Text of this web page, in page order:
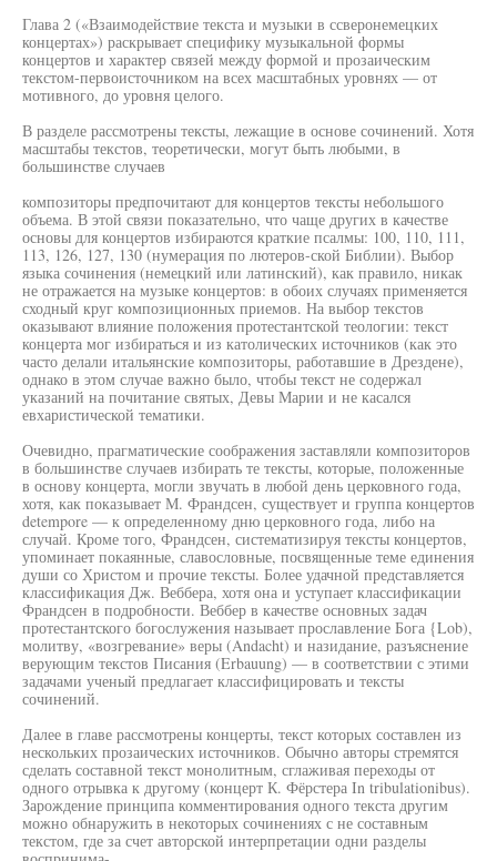
Глава 2 («Взаимодействие текста и музыки в ссверонемецких
концертах») раскрывает специфику музыкальной формы
концертов и характер связей между формой и прозаическим
текстом-первоисточником на всех масштабных уровнях — от
мотивного, до уровня целого.
В разделе рассмотрены тексты, лежащие в основе сочинений. Хотя
масштабы текстов, теоретически, могут быть любыми, в
большинстве случаев
композиторы предпочитают для концертов тексты небольшого
объема. В этой связи показательно, что чаще других в качестве
основы для концертов избираются краткие псалмы: 100, 110, 111,
113, 126, 127, 130 (нумерация по лютеров-ской Библии). Выбор
языка сочинения (немецкий или латинский), как правило, никак
не отражается на музыке концертов: в обоих случаях применяется
сходный круг композиционных приемов. На выбор текстов
оказывают влияние положения протестантской теологии: текст
концерта мог избираться и из католических источников (как это
часто делали итальянские композиторы, работавшие в Дрездене),
однако в этом случае важно было, чтобы текст не содержал
указаний на почитание святых, Девы Марии и не касался
евхаристической тематики.
Очевидно, прагматические соображения заставляли композиторов
в большинстве случаев избирать те тексты, которые, положенные
в основу концерта, могли звучать в любой день церковного года,
хотя, как показывает М. Франдсен, существует и группа концертов
detempore — к определенному дню церковного года, либо на
случай. Кроме того, Франдсен, систематизируя тексты концертов,
упоминает покаянные, славословные, посвященные теме единения
души со Христом и прочие тексты. Более удачной представляется
классификация Дж. Веббера, хотя она и уступает классификации
Франдсен в подробности. Веббер в качестве основных задач
протестантского богослужения называет прославление Бога {Lob),
молитву, «возгревание» веры (Andacht) и назидание, разъяснение
верующим текстов Писания (Erbauung) — в соответствии с этими
задачами ученый предлагает классифицировать и тексты
сочинений.
Далее в главе рассмотрены концерты, текст которых составлен из
нескольких прозаических источников. Обычно авторы стремятся
сделать составной текст монолитным, сглаживая переходы от
одного отрывка к другому (концерт К. Фёрстера In tribulationibus).
Зарождение принципа комментирования одного текста другим
можно обнаружить в некоторых сочинениях с не составным
текстом, где за счет авторской интерпретации одни разделы